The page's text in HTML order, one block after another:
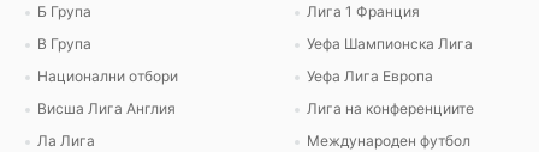
Б Група
В Група
Национални отбори
Висша Лига Англия
Ла Лига
Лига 1 Франция
Уефа Шампионска Лига
Уефа Лига Европа
Лига на конференциите
Международен футбол